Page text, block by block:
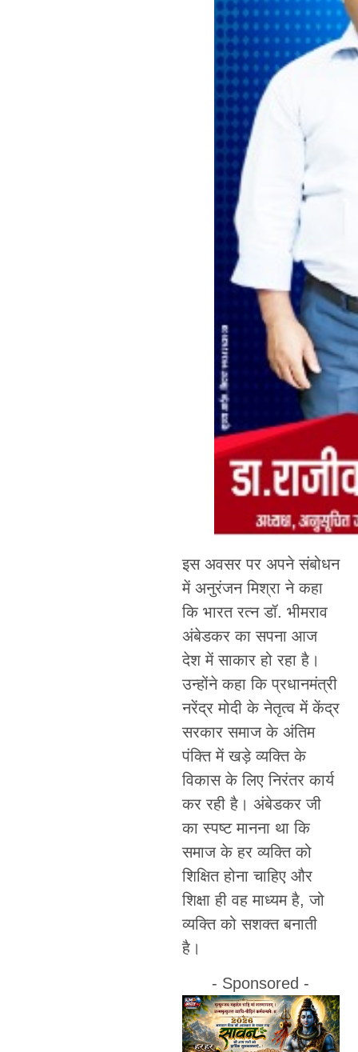
इस अवसर पर अपने संबोधन
में अनुरंजन मिश्रा ने कहा
कि भारत रत्न डॉ. भीमराव
अंबेडकर का सपना आज
देश में साकार हो रहा है।
उन्होंने कहा कि प्रधानमंत्री
नरेंद्र मोदी के नेतृत्व में केंद्र
सरकार समाज के अंतिम
पंक्ति में खड़े व्यक्ति के
विकास के लिए निरंतर कार्य
कर रही है। अंबेडकर जी
का स्पष्ट मानना था कि
समाज के हर व्यक्ति को
शिक्षित होना चाहिए और
शिक्षा ही वह माध्यम है, जो
व्यक्ति को सशक्त बनाती
है।
- Sponsored -